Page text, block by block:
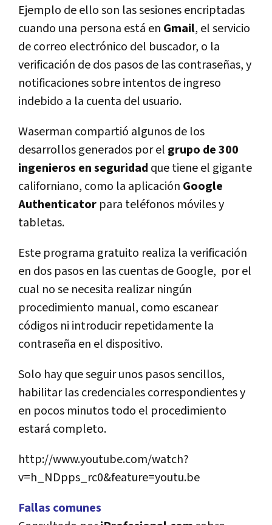
Ejemplo de ello son las sesiones encriptadas
cuando una persona está en Gmail, el servicio
de correo electrónico del buscador, o la
verificación de dos pasos de las contraseñas, y
notificaciones sobre intentos de ingreso
indebido a la cuenta del usuario.
Waserman compartió algunos de los
desarrollos generados por el grupo de 300
ingenieros en seguridad que tiene el gigante
californiano, como la aplicación Google
Authenticator para teléfonos móviles y
tabletas.
Este programa gratuito realiza la verificación
en dos pasos en las cuentas de Google, por el
cual no se necesita realizar ningún
procedimiento manual, como escanear
códigos ni introducir repetidamente la
contraseña en el dispositivo.
Solo hay que seguir unos pasos sencillos,
habilitar las credenciales correspondientes y
en pocos minutos todo el procedimiento
estará completo.
http://www.youtube.com/watch?
v=h_NDpps_rc0&feature=youtu.be
Fallas comunes